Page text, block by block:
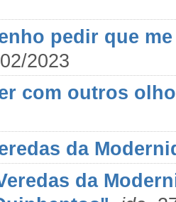
pedir que
2023
com outros
da
da